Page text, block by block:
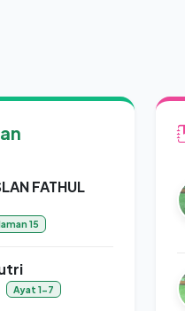
FATHUL
15
Ayat 1-7